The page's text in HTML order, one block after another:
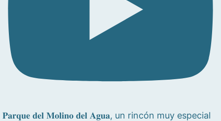
𝐏𝐚𝐫𝐪𝐮𝐞 𝐝𝐞𝐥 𝐌𝐨𝐥𝐢𝐧𝐨 𝐝𝐞𝐥 𝐀𝐠𝐮𝐚, un rincón muy especial